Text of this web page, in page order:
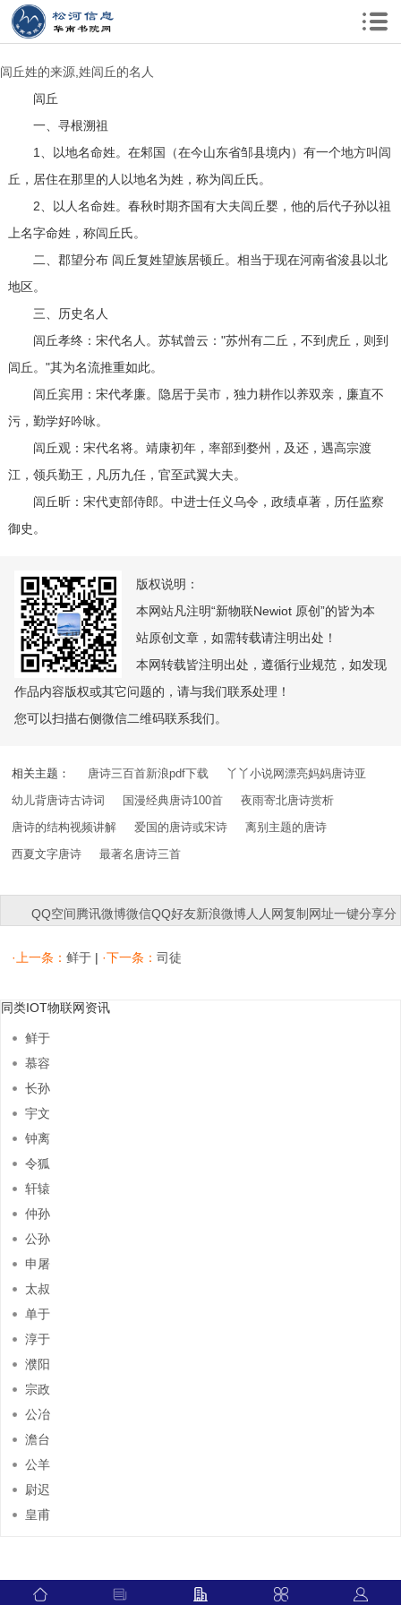
闾丘姓的来源,姓闾丘的名人
闾丘
一、寻根溯祖
1、以地名命姓。在邾国（在今山东省邹县境内）有一个地方叫闾
丘，居住在那里的人以地名为姓，称为闾丘氏。
2、以人名命姓。春秋时期齐国有大夫闾丘婴，他的后代子孙以祖
上名字命姓，称闾丘氏。
二、郡望分布 闾丘复姓望族居顿丘。相当于现在河南省浚县以北
地区。
三、历史名人
闾丘孝终：宋代名人。苏轼曾云："苏州有二丘，不到虎丘，则到
闾丘。"其为名流推重如此。
闾丘宾用：宋代孝廉。隐居于吴市，独力耕作以养双亲，廉直不
污，勤学好吟咏。
闾丘观：宋代名将。靖康初年，率部到婺州，及还，遇高宗渡
江，领兵勤王，凡历九任，官至武翼大夫。
闾丘昕：宋代吏部侍郎。中进士任义乌令，政绩卓著，历任监察
御史。
版权说明：
本网站凡注明“新物联Newiot 原创”的皆为本
站原创文章，如需转载请注明出处！
本网转载皆注明出处，遵循行业规范，如发现
作品内容版权或其它问题的，请与我们联系处理！
您可以扫描右侧微信二维码联系我们。
相关主题： 唐诗三百首新浪pdf下载
丫丫小说网漂亮妈妈唐诗亚
幼儿背唐诗古诗词
国漫经典唐诗100首
夜雨寄北唐诗赏析
唐诗的结构视频讲解
爱国的唐诗或宋诗
离别主题的唐诗
西夏文字唐诗
最著名唐诗三首
QQ空间腾讯微博微信QQ好友新浪微博人人网复制网址一键分享分
·上一条：鲜于 | ·下一条：司徒
同类IOT物联网资讯
鲜于
慕容
长孙
宇文
钟离
令狐
轩辕
仲孙
公孙
申屠
太叔
单于
淳于
濮阳
宗政
公冶
澹台
公羊
尉迟
皇甫